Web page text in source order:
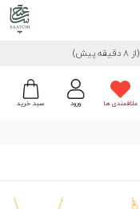
(از 8 دقیقه پیش)
سبد خرید ورود علاقمندی ها